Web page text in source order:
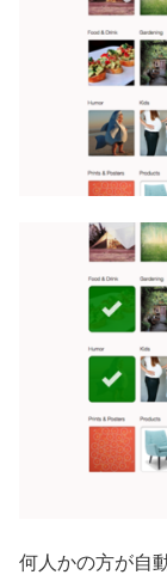
何人かの方が自